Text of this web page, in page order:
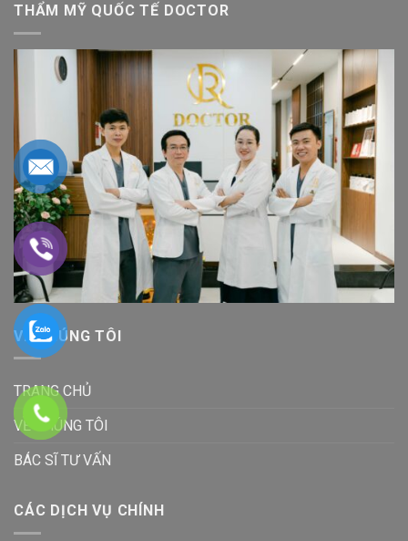
THẨM MỸ QUỐC TẾ DOCTOR
VỀ CHÚNG TÔI
TRANG CHỦ
VỀ CHÚNG TÔI
BÁC SĨ TƯ VẤN
CÁC DỊCH VỤ CHÍNH